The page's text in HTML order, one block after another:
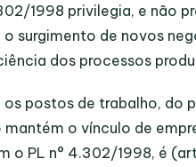
1998 privilegia, e não
surgimento de novos
dos processos
os postos de trabalho,
o vínculo de
o PL n° 4.302/1998, é